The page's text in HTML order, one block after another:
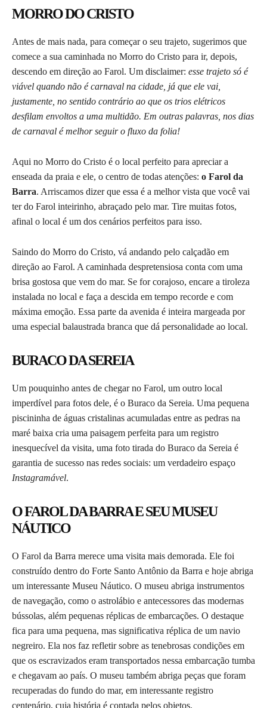
MORRO DO CRISTO
Antes de mais nada, para começar o seu trajeto, sugerimos que
comece a sua caminhada no Morro do Cristo para ir, depois,
descendo em direção ao Farol. Um disclaimer: esse trajeto só é
viável quando não é carnaval na cidade, já que ele vai,
justamente, no sentido contrário ao que os trios elétricos
desfilam envoltos a uma multidão. Em outras palavras, nos dias
de carnaval é melhor seguir o fluxo da folia!
Aqui no Morro do Cristo é o local perfeito para apreciar a
enseada da praia e ele, o centro de todas atenções: o Farol da
Barra. Arriscamos dizer que essa é a melhor vista que você vai
ter do Farol inteirinho, abraçado pelo mar. Tire muitas fotos,
afinal o local é um dos cenários perfeitos para isso.
Saindo do Morro do Cristo, vá andando pelo calçadão em
direção ao Farol. A caminhada despretensiosa conta com uma
brisa gostosa que vem do mar. Se for corajoso, encare a tiroleza
instalada no local e faça a descida em tempo recorde e com
máxima emoção. Essa parte da avenida é inteira margeada por
uma especial balaustrada branca que dá personalidade ao local.
BURACO DA SEREIA
Um pouquinho antes de chegar no Farol, um outro local
imperdível para fotos dele, é o Buraco da Sereia. Uma pequena
piscininha de águas cristalinas acumuladas entre as pedras na
maré baixa cria uma paisagem perfeita para um registro
inesquecível da visita, uma foto tirada do Buraco da Sereia é
garantia de sucesso nas redes sociais: um verdadeiro espaço
Instagramável.
O FAROL DA BARRA E SEU MUSEU
NÁUTICO
O Farol da Barra merece uma visita mais demorada. Ele foi
construído dentro do Forte Santo Antônio da Barra e hoje abriga
um interessante Museu Náutico. O museu abriga instrumentos
de navegação, como o astrolábio e antecessores das modernas
bússolas, além pequenas réplicas de embarcações. O destaque
fica para uma pequena, mas significativa réplica de um navio
negreiro. Ela nos faz refletir sobre as tenebrosas condições em
que os escravizados eram transportados nessa embarcação tumba
e chegavam ao país. O museu também abriga peças que foram
recuperadas do fundo do mar, em interessante registro
centenário, cuja história é contada pelos objetos.